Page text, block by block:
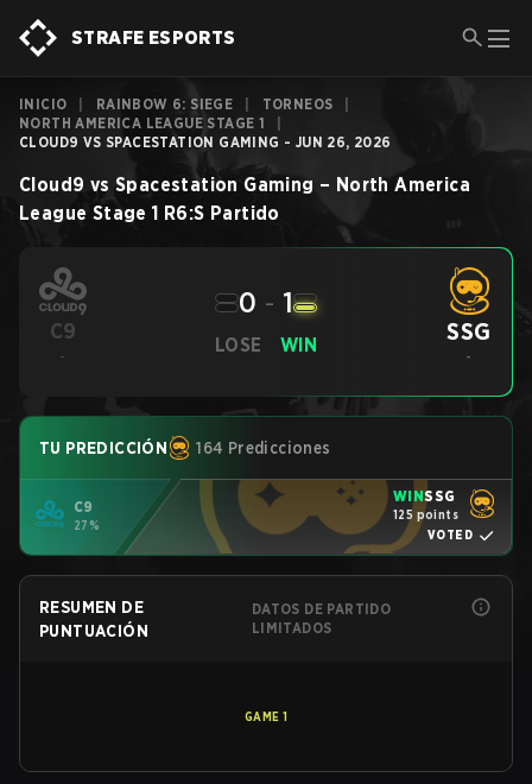
STRAFE ESPORTS
INICIO RAINBOW 6: SIEGE TORNEOS
NORTH AMERICA LEAGUE STAGE 1
CLOUD9 VS SPACESTATION GAMING - JUN 26, 2026
Cloud9 vs Spacestation Gaming – North America
League Stage 1 R6:S Partido
C9
-
LOSE
0 - 1
WIN SSG
-
TU PREDICCIÓN 164 Predicciones
C9
27%
WINSSG
125 points
VOTED
RESUMEN DE
PUNTUACIÓN
DATOS DE PARTIDO
LIMITADOS
GAME 1